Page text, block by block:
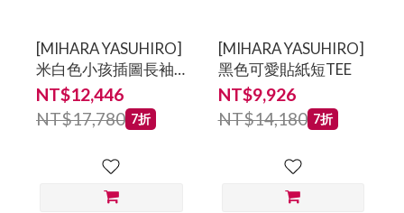
[MIHARA YASUHIRO]
米白色小孩插圖長袖
衛衣
NT$12,446
NT$17,780 7折
[MIHARA YASUHIRO]
黑色可愛貼紙短TEE
NT$9,926
NT$14,180 7折